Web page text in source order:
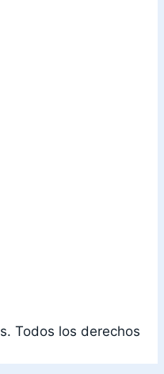
Todos los derechos